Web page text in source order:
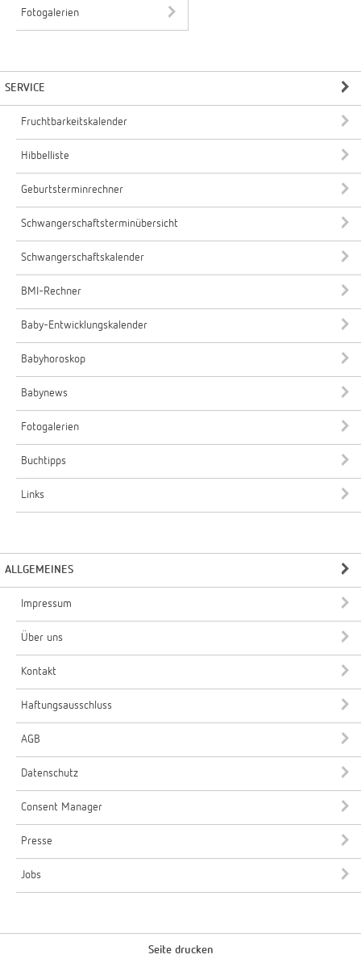
Fotogalerien
SERVICE
Fruchtbarkeitskalender
Hibbelliste
Geburtsterminrechner
Schwangerschaftsterminübersicht
Schwangerschaftskalender
BMI-Rechner
Baby-Entwicklungskalender
Babyhoroskop
Babynews
Fotogalerien
Buchtipps
Links
ALLGEMEINES
Impressum
Über uns
Kontakt
Haftungsausschluss
AGB
Datenschutz
Consent Manager
Presse
Jobs
Seite drucken